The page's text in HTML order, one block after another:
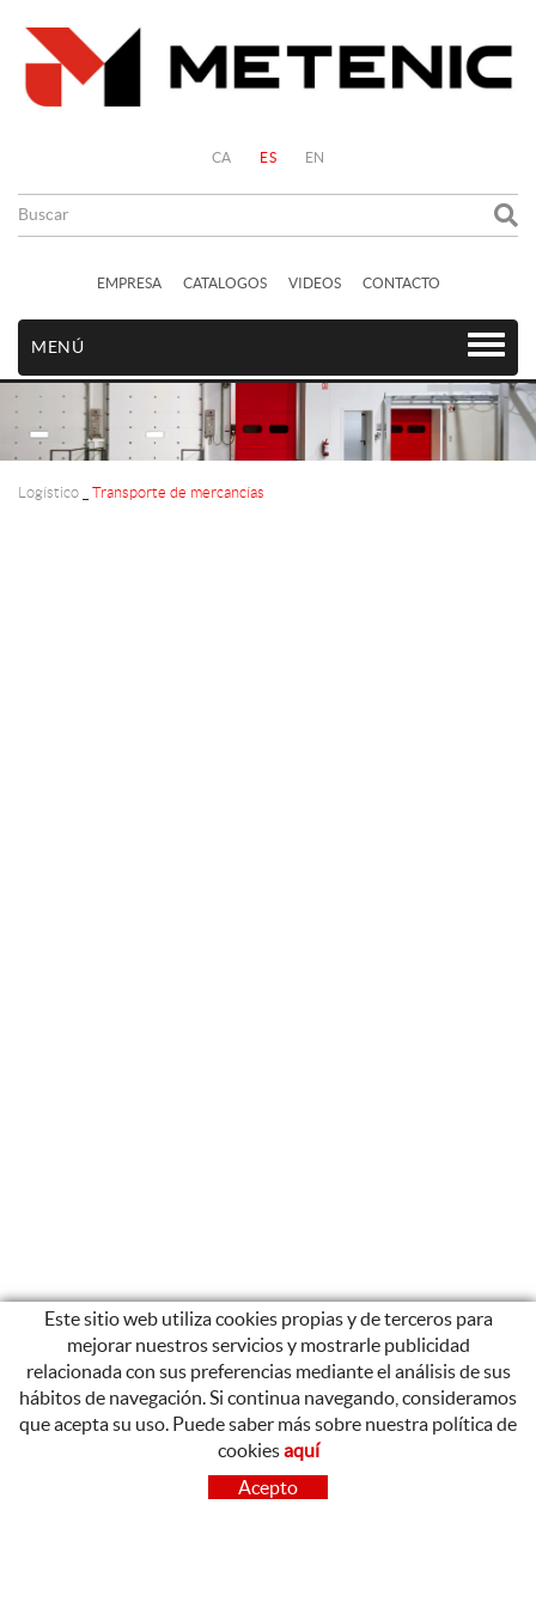
CA ES EN
EMPRESA CATALOGOS VIDEOS CONTACTO
MENÚ
Logístico Transporte de mercancías
CONTACTO
Este sitio web utiliza cookies propias y de terceros para
mejorar nuestros servicios y mostrarle publicidad
relacionada con sus preferencias mediante el análisis de sus
hábitos de navegación. Si continua navegando, consideramos
que acepta su uso. Puede saber más sobre nuestra política de
cookiesaquí
Acepto